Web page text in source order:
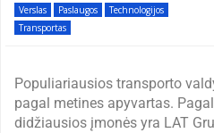
Verslas Paslaugos
Technologijos
Transportas
Populiariausios transporto
pagal metines apyvartas.
didžiausios įmonės yra LAT